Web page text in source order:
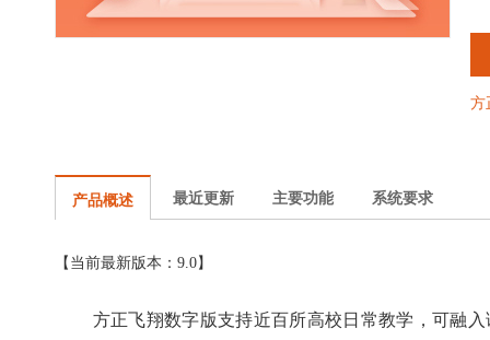
方
产品概述 最近更新 主要功能 系统要求
【当前最新版本：9.0】
方正飞翔数字版支持近百所高校日常教学，可融